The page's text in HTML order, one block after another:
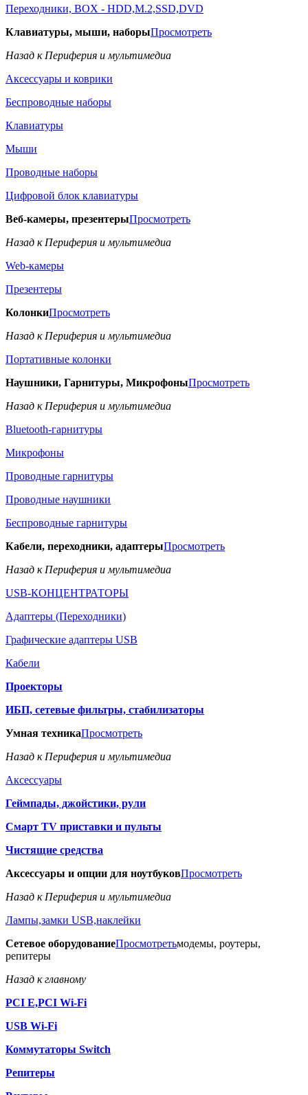
Переходники, BOX - HDD,M.2,SSD,DVD
Клавиатуры, мыши, наборыПросмотреть
Назад к Периферия и мультимедиа
Аксессуары и коврики
Беспроводные наборы
Клавиатуры
Мыши
Проводные наборы
Цифровой блок клавиатуры
Веб-камеры, презентерыПросмотреть
Назад к Периферия и мультимедиа
Web-камеры
Презентеры
КолонкиПросмотреть
Назад к Периферия и мультимедиа
Портативные колонки
Наушники, Гарнитуры, МикрофоныПросмотреть
Назад к Периферия и мультимедиа
Bluetooth-гарнитуры
Микрофоны
Проводные гарнитуры
Проводные наушники
Беспроводные гарнитуры
Кабели, переходники, адаптерыПросмотреть
Назад к Периферия и мультимедиа
USB-КОНЦЕНТРАТОРЫ
Адаптеры (Переходники)
Графические адаптеры USB
Кабели
Проекторы
ИБП, сетевые фильтры, стабилизаторы
Умная техникаПросмотреть
Назад к Периферия и мультимедиа
Аксессуары
Геймпады, джойстики, рули
Смарт TV приставки и пульты
Чистящие средства
Аксессуары и опции для ноутбуковПросмотреть
Назад к Периферия и мультимедиа
Лампы,замки USB,наклейки
Сетевое оборудованиеПросмотретьмодемы, роутеры,
репитеры
Назад к главному
PCI E,PCI Wi-Fi
USB Wi-Fi
Коммутаторы Switch
Репитеры